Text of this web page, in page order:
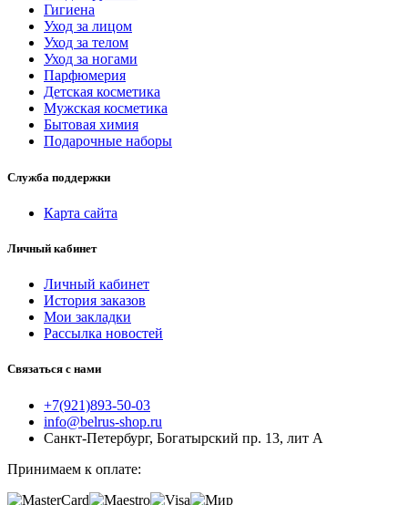
Гигиена
Уход за лицом
Уход за телом
Уход за ногами
Парфюмерия
Детская косметика
Мужская косметика
Бытовая химия
Подарочные наборы
Служба поддержки
Карта сайта
Личный кабинет
Личный кабинет
История заказов
Мои закладки
Рассылка новостей
Связаться с нами
+7(921)893-50-03
info@belrus-shop.ru
Санкт-Петербург, Богатырский пр. 13, лит А
Принимаем к оплате: